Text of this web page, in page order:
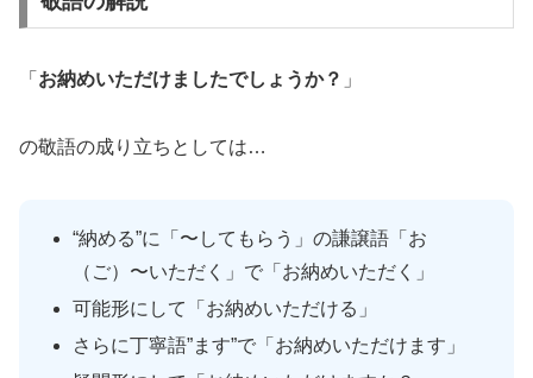
「 お納めいただけましたでしょうか？ 」
の敬語の成り立ちとしては…
“納める”に「〜してもらう」の謙譲語「お
（ご）〜いただく」で「お納めいただく」
可能形にして「お納めいただける」
さらに丁寧語”ます”で「お納めいただけます」